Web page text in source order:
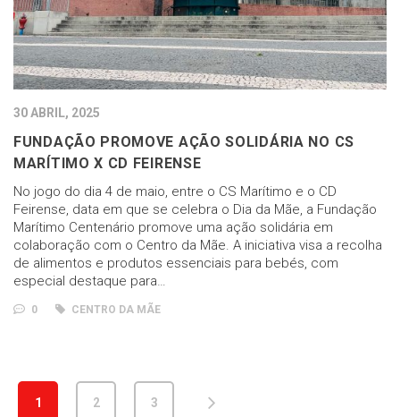
30 ABRIL, 2025
FUNDAÇÃO PROMOVE AÇÃO SOLIDÁRIA NO CS
MARÍTIMO X CD FEIRENSE
No jogo do dia 4 de maio, entre o CS Marítimo e o CD
Feirense, data em que se celebra o Dia da Mãe, a Fundação
Marítimo Centenário promove uma ação solidária em
colaboração com o Centro da Mãe. A iniciativa visa a recolha
de alimentos e produtos essenciais para bebés, com
especial destaque para…
0 CENTRO DA MÃE
1 2 3